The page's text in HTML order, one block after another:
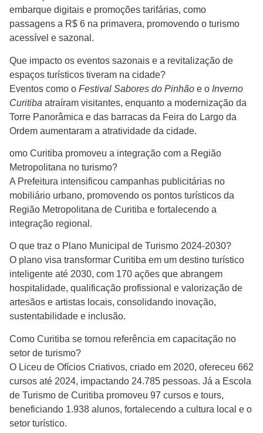
embarque digitais e promoções tarifárias, como
passagens a R$ 6 na primavera, promovendo o turismo
acessível e sazonal.
Que impacto os eventos sazonais e a revitalização de
espaços turísticos tiveram na cidade?
Eventos como o Festival Sabores do Pinhão e o Inverno
Curitiba atraíram visitantes, enquanto a modernização da
Torre Panorâmica e das barracas da Feira do Largo da
Ordem aumentaram a atratividade da cidade.
omo Curitiba promoveu a integração com a Região
Metropolitana no turismo?
A Prefeitura intensificou campanhas publicitárias no
mobiliário urbano, promovendo os pontos turísticos da
Região Metropolitana de Curitiba e fortalecendo a
integração regional.
O que traz o Plano Municipal de Turismo 2024-2030?
O plano visa transformar Curitiba em um destino turístico
inteligente até 2030, com 170 ações que abrangem
hospitalidade, qualificação profissional e valorização de
artesãos e artistas locais, consolidando inovação,
sustentabilidade e inclusão.
Como Curitiba se tornou referência em capacitação no
setor de turismo?
O Liceu de Ofícios Criativos, criado em 2020, ofereceu 662
cursos até 2024, impactando 24.785 pessoas. Já a Escola
de Turismo de Curitiba promoveu 97 cursos e tours,
beneficiando 1.938 alunos, fortalecendo a cultura local e o
setor turístico.